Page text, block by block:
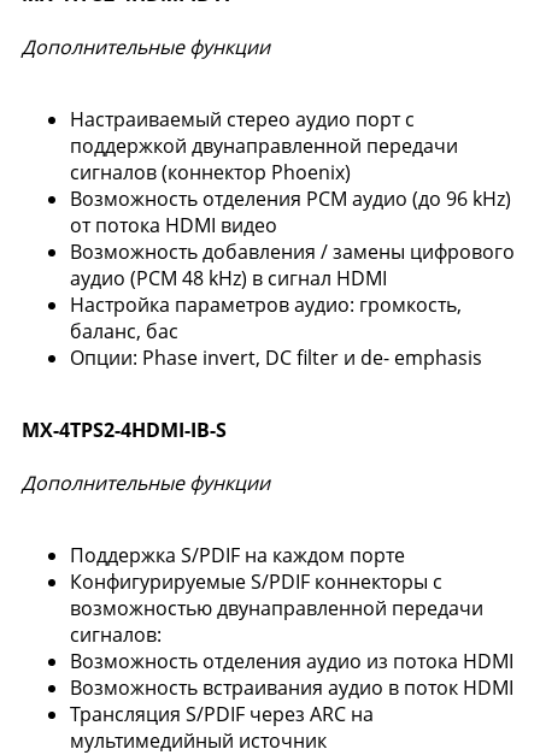
Дополнительные функции
Настраиваемый стерео аудио порт с
поддержкой двунаправленной передачи
сигналов (коннектор Phoenix)
Возможность отделения PCM аудио (до 96 kHz)
от потока HDMI видео
Возможность добавления / замены цифрового
аудио (PCM 48 kHz) в сигнал HDMI
Настройка параметров аудио: громкость,
баланс, бас
Опции: Phase invert, DC filter и de- emphasis
MX-4TPS2-4HDMI-IB-S
Дополнительные функции
Поддержка S/PDIF на каждом порте
Конфигурируемые S/PDIF коннекторы с
возможностью двунаправленной передачи
сигналов:
Возможность отделения аудио из потока HDMI
Возможность встраивания аудио в поток HDMI
Трансляция S/PDIF через ARC на
мультимедийный источник